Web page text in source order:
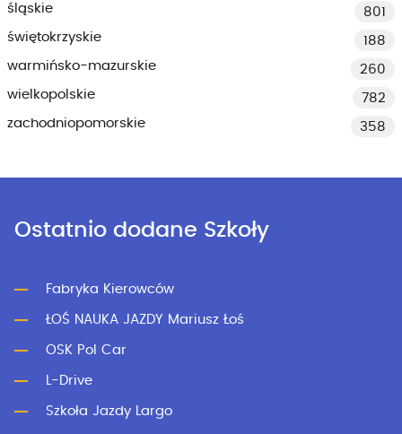
śląskie
801
świętokrzyskie
188
warmińsko-mazurskie
260
wielkopolskie
782
zachodniopomorskie
358
Ostatnio dodane Szkoły
Fabryka Kierowców
ŁOŚ NAUKA JAZDY Mariusz Łoś
OSK Pol Car
L-Drive
Szkoła Jazdy Largo